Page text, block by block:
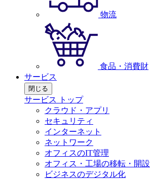
物流
食品・消費財
サービス
閉じる
サービス トップ
クラウド・アプリ
セキュリティ
インターネット
ネットワーク
オフィスのIT管理
オフィス・工場の移転・開設
ビジネスのデジタル化